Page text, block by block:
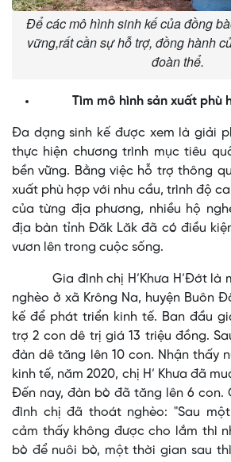
Để các mô hình sinh kế của đồng
vững, ​​​​​rất cần sự hỗ trợ, đồng hành
đoàn thể.
Tìm mô hình sản xuất phù
Đa dạng sinh kế được xem là giải
thực hiện chương trình mục tiêu
bền vững. Bằng việc hỗ trợ thông
xuất phù hợp với nhu cầu, trình độ
của từng địa phương, nhiều hộ
địa bàn tỉnh Đăk Lăk đã có điều
vươn lên trong cuộc sống.
Gia đình chị H’Khưa H’Đớt là
nghèo ở xã Krông Na, huyện Buôn
kế để phát triển kinh tế. Ban đầu
trợ 2 con dê trị giá 13 triệu đồng.
đàn dê tăng lên 10 con. Nhận thấy
kinh tế, năm 2020, chị H’ Khưa đã
Đến nay, đàn bò đã tăng lên 6 con.
đình chị đã thoát nghèo: "Sau
cảm thấy không được cho lắm thì
bò để nuôi bò, một thời gian sau